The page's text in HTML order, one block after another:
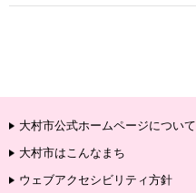
大村市公式ホームページについて
大村市はこんなまち
ウェブアクセシビリティ方針